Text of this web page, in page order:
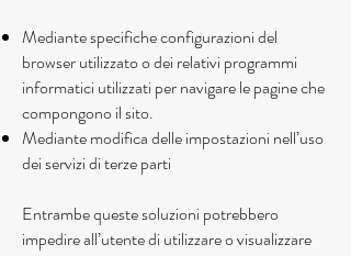
Mediante specifiche configurazioni del
browser utilizzato o dei relativi programmi
informatici utilizzati per navigare le pagine che
compongono il sito.
Mediante modifica delle impostazioni nell’uso
dei servizi di terze parti
Entrambe queste soluzioni potrebbero
impedire all’utente di utilizzare o visualizzare